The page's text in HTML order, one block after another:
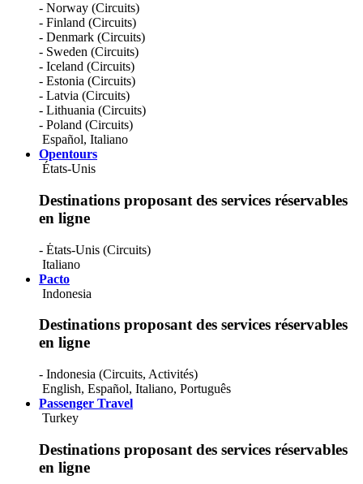
- Norway (Circuits)
- Finland (Circuits)
- Denmark (Circuits)
- Sweden (Circuits)
- Iceland (Circuits)
- Estonia (Circuits)
- Latvia (Circuits)
- Lithuania (Circuits)
- Poland (Circuits)
Español, Italiano
Opentours
États-Unis
Destinations proposant des services réservables
en ligne
- États-Unis (Circuits)
Italiano
Pacto
Indonesia
Destinations proposant des services réservables
en ligne
- Indonesia (Circuits, Activités)
English, Español, Italiano, Português
Passenger Travel
Turkey
Destinations proposant des services réservables
en ligne